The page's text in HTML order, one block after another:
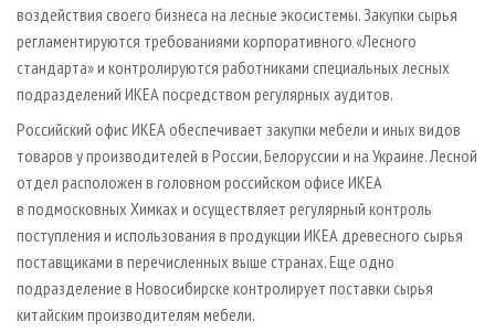
воздействия своего бизнеса на лесные экосистемы. Закупки сырья
регламентируются требованиями корпоративного «Лесного
стандарта» и контролируются работниками специальных лесных
подразделений ИКЕА посредством регулярных аудитов.
Российский офис ИКЕА обеспечивает закупки мебели и иных видов
товаров у производителей в России, Белоруссии и на Украине. Лесной
отдел расположен в головном российском офисе ИКЕА
в подмосковных Химках и осуществляет регулярный контроль
поступления и использования в продукции ИКЕА древесного сырья
поставщиками в перечисленных выше странах. Еще одно
подразделение в Новосибирске контролирует поставки сырья
китайским производителям мебели.